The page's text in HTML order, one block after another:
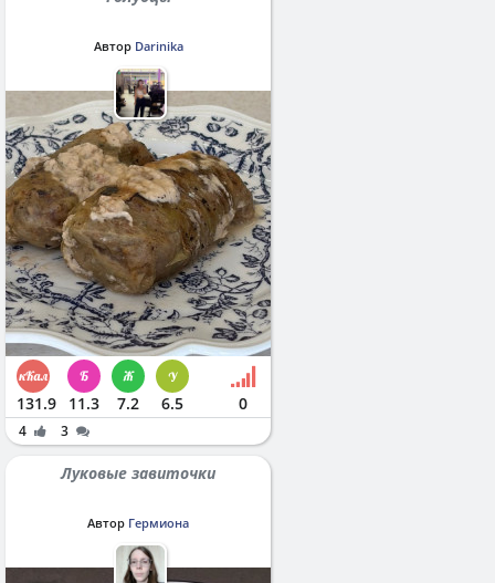
Автор Darinika
131.9 11.3 7.2 6.5 0
4 3
Луковые завиточки
Автор Гермиона